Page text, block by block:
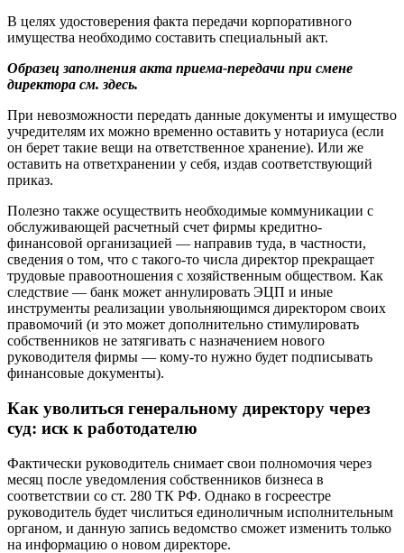
В целях удостоверения факта передачи корпоративного
имущества необходимо составить специальный акт.
Образец заполнения акта приема-передачи при смене
директора см. здесь.
При невозможности передать данные документы и имущество
учредителям их можно временно оставить у нотариуса (если
он берет такие вещи на ответственное хранение). Или же
оставить на ответхранении у себя, издав соответствующий
приказ.
Полезно также осуществить необходимые коммуникации с
обслуживающей расчетный счет фирмы кредитно-
финансовой организацией — направив туда, в частности,
сведения о том, что с такого-то числа директор прекращает
трудовые правоотношения с хозяйственным обществом. Как
следствие — банк может аннулировать ЭЦП и иные
инструменты реализации увольняющимся директором своих
правомочий (и это может дополнительно стимулировать
собственников не затягивать с назначением нового
руководителя фирмы — кому-то нужно будет подписывать
финансовые документы).
Как уволиться генеральному директору через
суд: иск к работодателю
Фактически руководитель снимает свои полномочия через
месяц после уведомления собственников бизнеса в
соответствии со ст. 280 ТК РФ. Однако в госреестре
руководитель будет числиться единоличным исполнительным
органом, и данную запись ведомство сможет изменить только
на информацию о новом директоре.